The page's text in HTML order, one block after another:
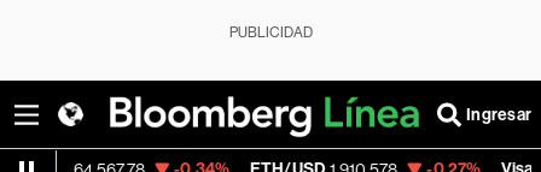
PUBLICIDAD
Ingresar